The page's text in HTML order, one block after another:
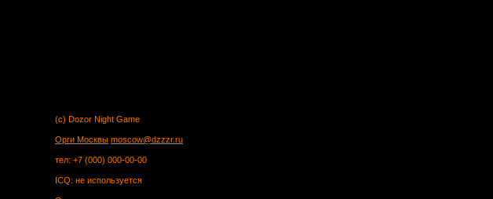
(c) Dozor Night Game
Орги Москвы moscow@dzzzr.ru
тел: +7 (000) 000-00-00
ICQ: не используется